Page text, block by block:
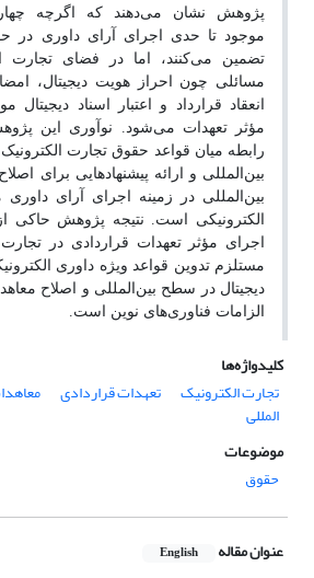
پژوهش نشان می‌دهند که اگرچه
موجود تا حدی اجرای آرای داوری در
تضمین می‌کنند، اما در فضای تجارت
مسائلی چون احراز هویت دیجیتال،
انعقاد قرارداد و اعتبار اسناد
مؤثر تعهدات می‌شود. نوآوری این
رابطه میان قواعد حقوق تجارت
بین‌المللی و ارائه پیشنهادهایی برای
بین‌المللی در زمینه اجرای آرای داوری
الکترونیکی است. نتیجه پژوهش
اجرای مؤثر تعهدات قراردادی در
مستلزم تدوین قواعد ویژه داوری
دیجیتال در سطح بین‌المللی و اصلاح
الزامات فناوری‌های نوین است.
کلیدواژه‌ها
تجارت الکترونیک
تعهدات قراردادی
المللی
موضوعات
حقوق
عنوان مقاله English